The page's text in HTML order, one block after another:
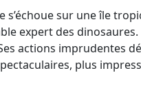
sur une île
expert des
actions imprudentes
plus